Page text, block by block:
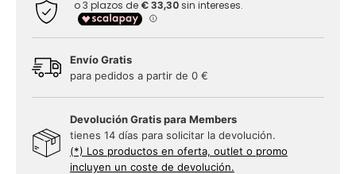
Envío Gratis
para pedidos a partir de 0 €
Devolución Gratis para Members
tienes 14 días para solicitar la devolución.
(*) Los productos en oferta, outlet o promo
incluyen un coste de devolución.